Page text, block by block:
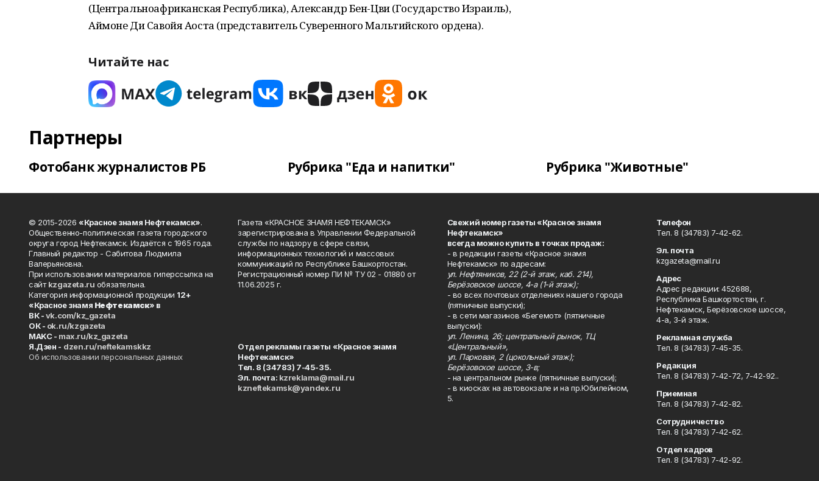
(Центральноафриканская Республика), Александр Бен-Цви (Государство Израиль),
Аймоне Ди Савойя Аоста (представитель Суверенного Мальтийского ордена).
Читайте нас
Партнеры
Фотобанк журналистов РБ Рубрика "Еда и напитки" Рубрика "Животные"
© 2015-2026 «Красное знамя Нефтекамск».
Общественно-политическая газета городского
округа город Нефтекамск. Издаётся с 1965 года.
Главный редактор - Сабитова Людмила
Валерьяновна.
При использовании материалов гиперссылка на
сайтkzgazeta.ru обязательна.
Категория информационной продукции 12+
«Красное знамя Нефтекамск» в
ВК -vk.com/kz_gazeta
ОК - ok.ru/kzgazeta
MAKC - max.ru/kz_gazeta
Я.Дзен - dzen.ru/neftekamskkz
Об использовании персональных данных
Газета «КРАСНОЕ ЗНАМЯ НЕФТЕКАМСК»
зарегистрирована в Управлении Федеральной
службы по надзору в сфере связи,
информационных технологий и массовых
коммуникаций по Республике Башкортостан.
Регистрационный номер ПИ № ТУ 02 - 01880 от
11.06.2025 г.
Отдел рекламы газеты «Красное знамя
Нефтекамск»
Тел. 8 (34783) 7-45-35.
Эл. почта: kzreklama@mail.ru
kzneftekamsk@yandex.ru
Свежий номер газеты «Красное знамя
Нефтекамск»
всегда можно купить в точках продаж:
- в редакции газеты «Красное знамя
Нефтекамск» по адресам:
ул. Нефтяников, 22 (2-й этаж, каб. 214),
Берёзовское шоссе, 4-а (1-й этаж);
- во всех почтовых отделениях нашего города
(пятничные выпуски);
- в сети магазинов «Бегемот» (пятничные
выпуски):
ул. Ленина, 26; центральный рынок, ТЦ
«Центральный»,
ул. Парковая, 2 (цокольный этаж);
Берёзовское шоссе, 3-в;
- на центральном рынке (пятничные выпуски);
- в киосках на автовокзале и на пр.Юбилейном,
5.
Телефон
Тел. 8 (34783) 7-42-62.
Эл. почта
kzgazeta@mail.ru
Адрес
Адрес редакции: 452688,
Республика Башкортостан, г.
Нефтекамск, Берёзовское шоссе,
4-а, 3-й этаж.
Рекламная служба
Тел. 8 (34783) 7-45-35.
Редакция
Тел. 8 (34783) 7-42-72, 7-42-92..
Приемная
Тел. 8 (34783) 7-42-82.
Сотрудничество
Тел. 8 (34783) 7-42-62.
Отдел кадров
Тел. 8 (34783) 7-42-92.